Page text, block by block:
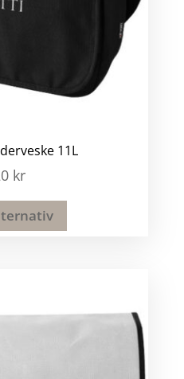
11L
kr